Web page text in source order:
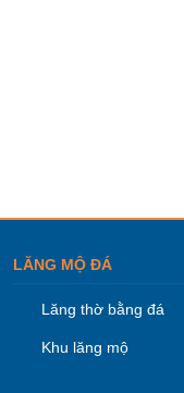
LĂNG MỘ ĐÁ
Lăng thờ bằng đá
Khu lăng mộ